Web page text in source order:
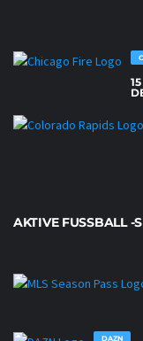
AKTIVE FUSSBALL -
DAZN